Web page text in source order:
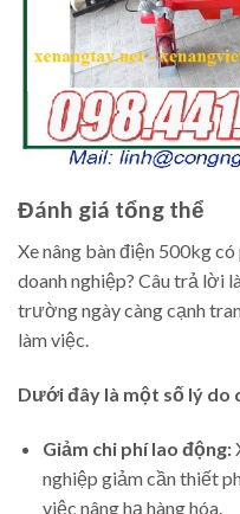
Đánh giá tổng thể
Xe nâng bàn điện 500kg
doanh nghiệp? Câu trả lời
trường ngày càng cạnh
làm việc.
Dưới đây là một số lý do
Giảm chi phí lao động:
nghiệp giảm cần thiết
việc nâng hạ hàng hóa.